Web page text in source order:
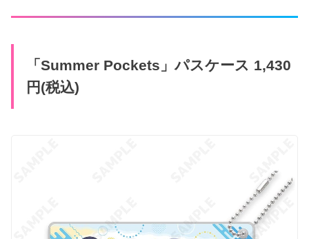
「Summer Pockets」パスケース 1,430
円(税込)